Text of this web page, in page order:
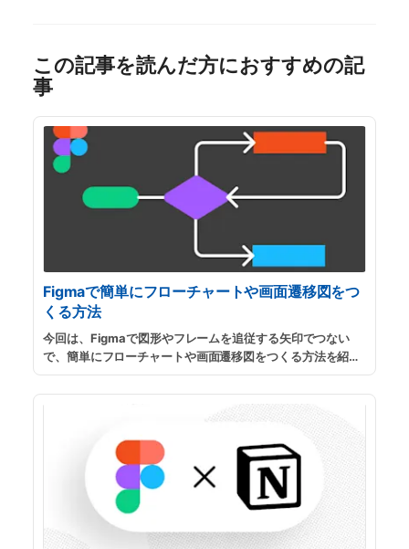
この記事を読んだ方におすすめの記
事
Figmaで簡単にフローチャートや画面遷移図をつ
くる方法
今回は、Figmaで図形やフレームを追従する矢印でつない
で、簡単にフローチャートや画面遷移図をつくる方法を紹介
します。サイトマップ作成やアプリケーションのUXを検討す
る際に、画面同士を矢印で繋ぐことで動線を検討したり、概
続きを読む